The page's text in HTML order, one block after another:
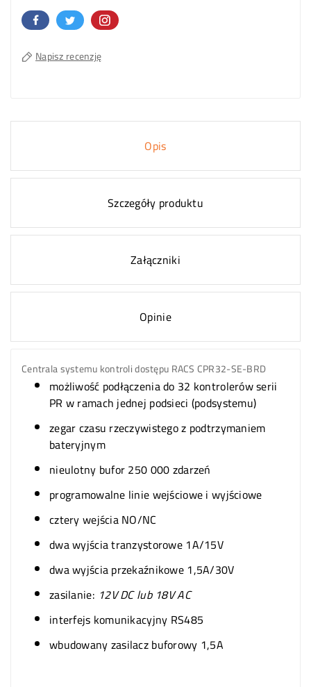
Napisz recenzję
Opis
Szczegóły produktu
Załączniki
Opinie
Centrala systemu kontroli dostępu RACS CPR32-SE-BRD
możliwość podłączenia do 32 kontrolerów serii
PR w ramach jednej podsieci (podsystemu)
zegar czasu rzeczywistego z podtrzymaniem
bateryjnym
nieulotny bufor 250 000 zdarzeń
programowalne linie wejściowe i wyjściowe
cztery wejścia NO/NC
dwa wyjścia tranzystorowe 1A/15V
dwa wyjścia przekaźnikowe 1,5A/30V
zasilanie: 12V DC lub 18V AC
interfejs komunikacyjny RS485
wbudowany zasilacz buforowy 1,5A